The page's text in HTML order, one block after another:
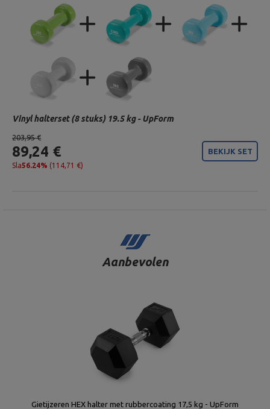
203,95 €
89,24 €
Sla56.24% (114,71 €)
BEKIJK SET
Vinyl halterset (8 stuks) 19.5 kg - UpForm
Aanbevolen
Gietijzeren HEX halter met rubbercoating 17,5 kg - UpForm